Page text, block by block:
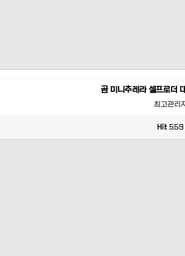
곰 미니추레라 셀프로더
최고관리
Hit 559